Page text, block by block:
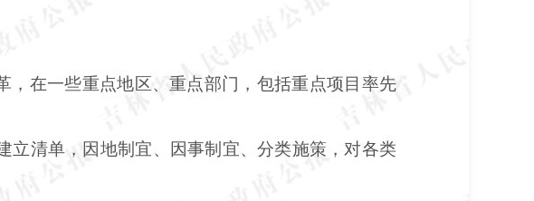
在一些重点地区、重点部门，包括重点项目率先
清单，因地制宜、因事制宜、分类施策，对各类